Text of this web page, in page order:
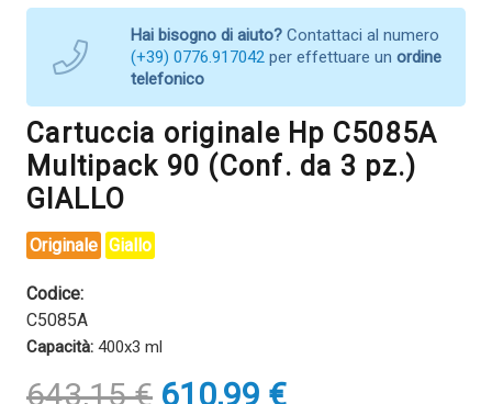
Hai bisogno di aiuto? Contattaci al numero
(+39) 0776.917042 per effettuare un ordine
telefonico
Cartuccia originale Hp C5085A
Multipack 90 (Conf. da 3 pz.)
GIALLO
Originale Giallo
Codice:
C5085A
Capacità: 400x3 ml
643,15€ Il
610,99 €Il